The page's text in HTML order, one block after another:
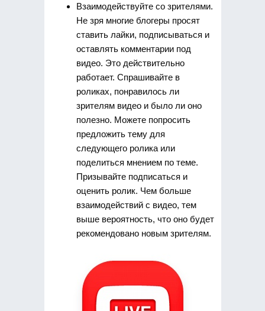
Взаимодействуйте со зрителями.
Не зря многие блогеры просят
ставить лайки, подписываться и
оставлять комментарии под
видео. Это действительно
работает. Спрашивайте в
роликах, понравилось ли
зрителям видео и было ли оно
полезно. Можете попросить
предложить тему для
следующего ролика или
поделиться мнением по теме.
Призывайте подписаться и
оценить ролик. Чем больше
взаимодействий с видео, тем
выше вероятность, что оно будет
рекомендовано новым зрителям.